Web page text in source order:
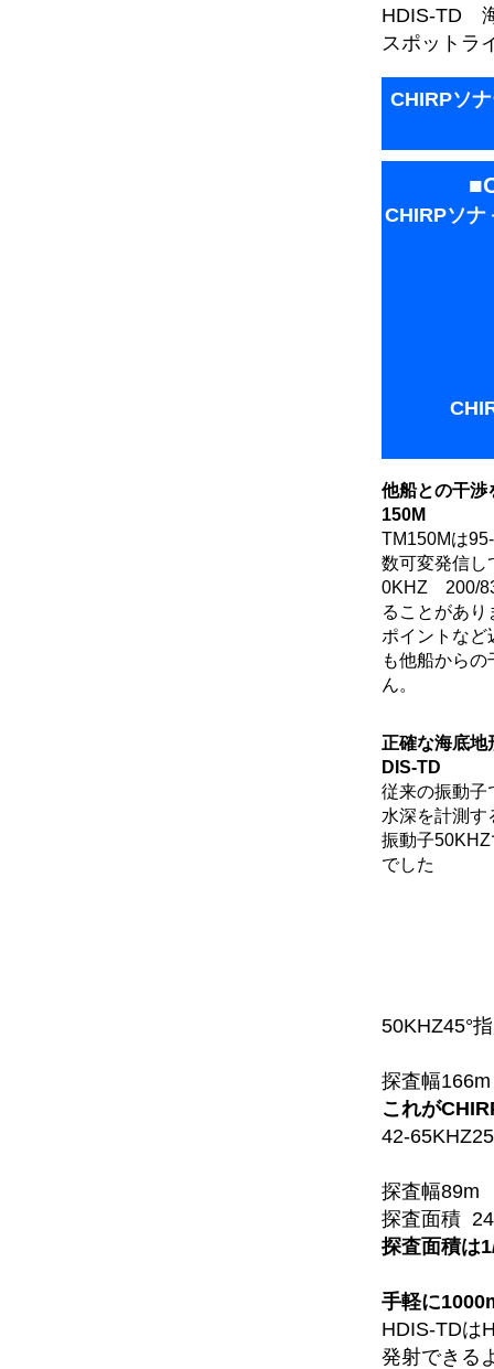
HDIS-TD
スポットラ
CHIRPソ
CHIRPソ
他船との干渉
150M
TM150Mは
数可変発信し
0KHZ 200/
ることがあり
ポイントなど
も他船から
ん。
正確な海底地
DIS-TD
従来の振動子
水深を計測す
振動子50KHZ
でした
50KHZ45°
探査幅
これが
42-
探査幅89m
探査面積
探査面積は
手軽に
HDIS-TDは
発射できる